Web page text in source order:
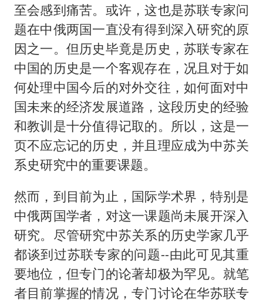
至会感到痛苦。或许，这也是苏联专家问
题在中俄两国一直没有得到深入研究的原
因之一。但历史毕竟是历史，苏联专家在
中国的历史是一个客观存在，况且对于如
何处理中国今后的对外交往，如何面对中
国未来的经济发展道路，这段历史的经验
和教训是十分值得记取的。所以，这是一
页不应忘记的历史，并且理应成为中苏关
系史研究中的重要课题。
然而，到目前为止，国际学术界，特别是
中俄两国学者，对这一课题尚未展开深入
研究。尽管研究中苏关系的历史学家几乎
都谈到过苏联专家的问题--由此可见其重
要地位，但专门的论著却极为罕见。就笔
者目前掌握的情况，专门讨论在华苏联专